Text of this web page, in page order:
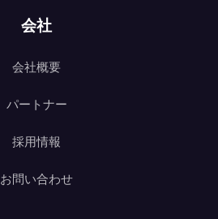
会社
会社概要
パートナー
採用情報
お問い合わせ